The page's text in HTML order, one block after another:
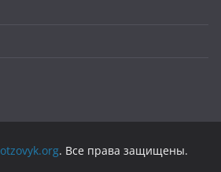
otzovyk.org. Все права защищены.